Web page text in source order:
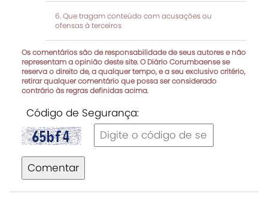
Que tragam conteúdo com acusações ou
ofensas à terceiros
Os comentários são de responsabilidade de seus autores e não
representam a opinião deste site. O Diário Corumbaense se
reserva o direito de, a qualquer tempo, e a seu exclusivo critério,
retirar qualquer comentário que possa ser considerado
contrário às regras definidas acima.
Código de Segurança:
Comentar